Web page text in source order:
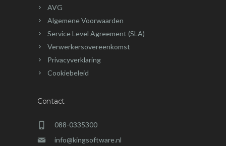
AVG
Algemene Voorwaarden
Service Level Agreement (SLA)
Verwerkersovereenkomst
Privacyverklaring
Cookiebeleid
Contact
088-0335300
info@kingsoftware.nl